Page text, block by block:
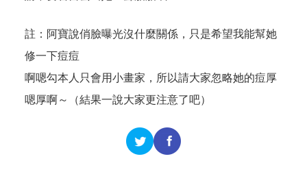
註：阿寶說俏臉曝光沒什麼關係，只是希望我能幫她
修一下痘痘
啊嗯勾本人只會用小畫家，所以請大家忽略她的痘厚
嗯厚啊～（結果一說大家更注意了吧）